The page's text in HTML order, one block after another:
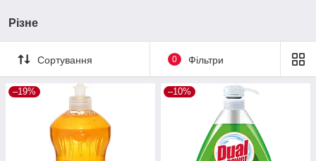
Різне
Сортування 0 Фільтри
–19% –10%